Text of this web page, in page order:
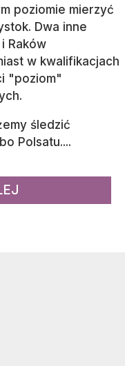
poziomie mierzyć
Dwa inne
Raków
w kwalifikacjach
"poziom"
śledzić
Polsatu....